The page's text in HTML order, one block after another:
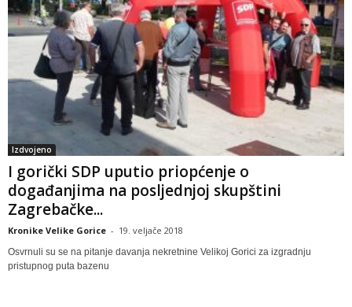
Izdvojeno
I gorički SDP uputio priopćenje o
događanjima na posljednjoj skupštini
Zagrebačke...
Kronike Velike Gorice - 19. veljače 2018
Osvrnuli su se na pitanje davanja nekretnine Velikoj Gorici za izgradnju
pristupnog puta bazenu